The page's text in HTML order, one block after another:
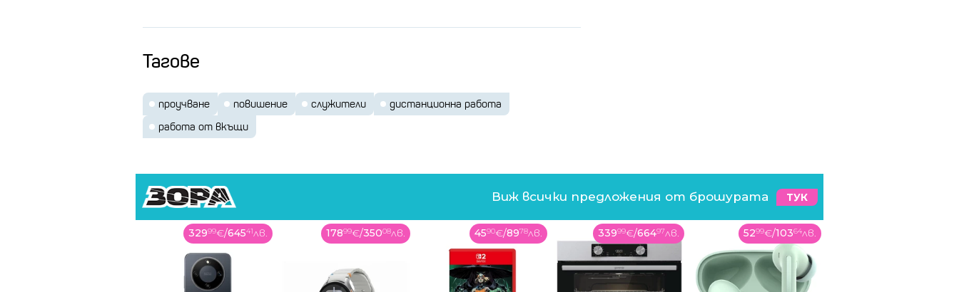
Тагове
проучване повишение служители
дистанционна работа
работа от вкъщи
Виж всички предложения от брошурата ТУК
17899€/35008лв. 4590€/8978лв. 33999€/66497лв. 5299€/10364лв. 5999€/11734лв.